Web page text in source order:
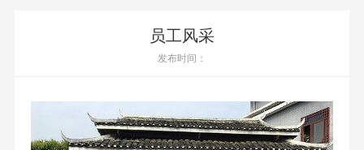
员工风采
发布时间：